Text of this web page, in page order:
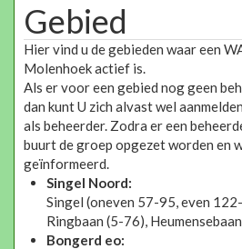
Gebied
Hier vind u de gebieden waar een
Molenhoek actief is.
Als er voor een gebied nog geen
dan kunt U zich alvast wel
als beheerder. Zodra er een
buurt de groep opgezet worden en
geïnformeerd.
Singel Noord:
Singel (oneven 57-95, even
Ringbaan (5-76),
Bongerd eo: